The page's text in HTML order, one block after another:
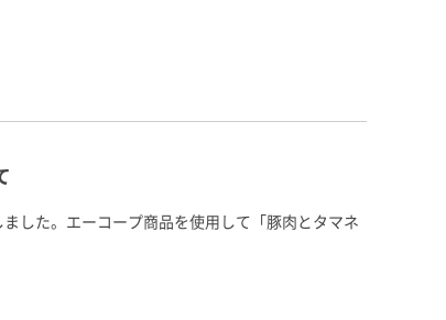
した。エーコープ商品を使用して「豚肉とタマネ